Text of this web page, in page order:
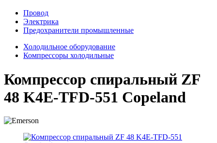
Провод
Электрика
Предохранители промышленные
Холодильное оборудование
Компрессоры холодильные
Компрессор спиральный ZF
48 K4E-TFD-551 Copeland